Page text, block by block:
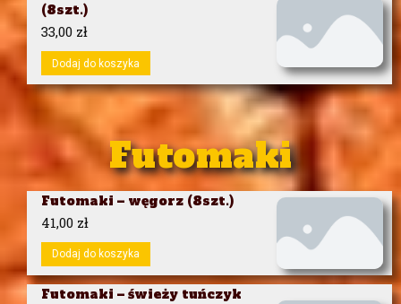
(8szt.)
33,00 zł
Dodaj do koszyka
Futomaki
Futomaki – węgorz (8szt.)
41,00 zł
Dodaj do koszyka
Futomaki – świeży tuńczyk